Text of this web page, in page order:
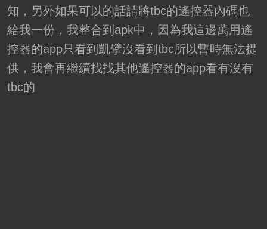
知，另外如果可以的話請將tbc的遙控器內碼也
給我一份，我整合到apk中，因為我這邊萬用遙
控器的app只看到凱擘沒看到tbc所以暫時無法提
供，我會再繼續找找其他遙控器的app看有沒有
tbc的